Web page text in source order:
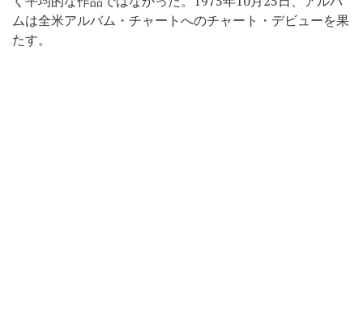
ムは全米アルバム・チャートへのチャート・デビューを果
たす。